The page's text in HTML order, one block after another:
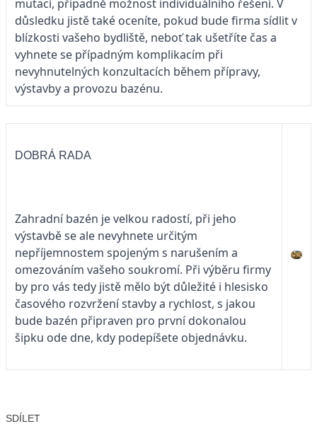
mutací, případně možnost individuálního řešení. V
důsledku jistě také oceníte, pokud bude firma sídlit v
blízkosti vašeho bydliště, neboť tak ušetříte čas a
vyhnete se případným komplikacím při
nevyhnutelných konzultacích během přípravy,
výstavby a provozu bazénu.
DOBRÁ RADA
Zahradní bazén je velkou radostí, při jeho
výstavbě se ale nevyhnete určitým
nepříjemnostem spojeným s narušením a
omezováním vašeho soukromí. Při výběru firmy
by pro vás tedy jistě mělo být důležité i hlesisko
časového rozvržení stavby a rychlost, s jakou
bude bazén připraven pro první dokonalou
šipku ode dne, kdy podepíšete objednávku.
SDÍLET